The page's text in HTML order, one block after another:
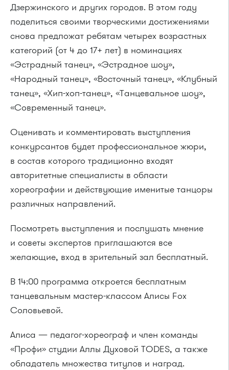
Дзержинского и других городов. В этом году
поделиться своими творческими достижениями
снова предложат ребятам четырех возрастных
категорий (от 4 до 17+ лет) в номинациях
«Эстрадный танец», «Эстрадное шоу»,
«Народный танец», «Восточный танец», «Клубный
танец», «Хип-хоп-танец», «Танцевальное шоу»,
«Современный танец».
Оценивать и комментировать выступления
конкурсантов будет профессиональное жюри,
в состав которого традиционно входят
авторитетные специалисты в области
хореографии и действующие именитые танцоры
различных направлений.
Посмотреть выступления и послушать мнение
и советы экспертов приглашаются все
желающие, вход в зрительный зал бесплатный.
В 14:00 программа откроется бесплатным
танцевальным мастер-классом Алисы Fox
Соловьевой.
Алиса — педагог-хореограф и член команды
«Профи» студии Аллы Духовой TODES, а также
обладатель множества титулов и наград.